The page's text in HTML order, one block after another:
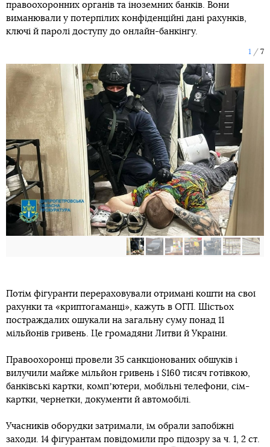
правоохоронних органів та іноземних банків. Вони
виманювали у потерпілих конфіденційні дані рахунків,
ключі й паролі доступу до онлайн-банкінгу.
1 7
Потім фігуранти перераховували отримані кошти на свої
рахунки та «криптогаманці», кажуть в ОГП. Шістьох
постраждалих ошукали на загальну суму понад 11
мільйонів гривень. Це громадяни Литви й України.
Правоохоронці провели 35 санкціонованих обшуків і
вилучили майже мільйон гривень і $160 тисяч готівкою,
банківські картки, компʼютери, мобільні телефони, сім-
картки, чернетки, документи й автомобілі.
Учасників оборудки затримали, їм обрали запобіжні
заходи. 14 фігурантам повідомили про підозру за ч. 1, 2 ст.